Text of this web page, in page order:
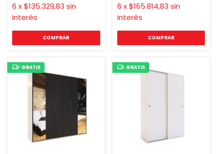
6 x$135.329,83 sin
interés
COMPRAR
6 x$165.814,83 sin
interés
COMPRAR
GRATIS GRATIS